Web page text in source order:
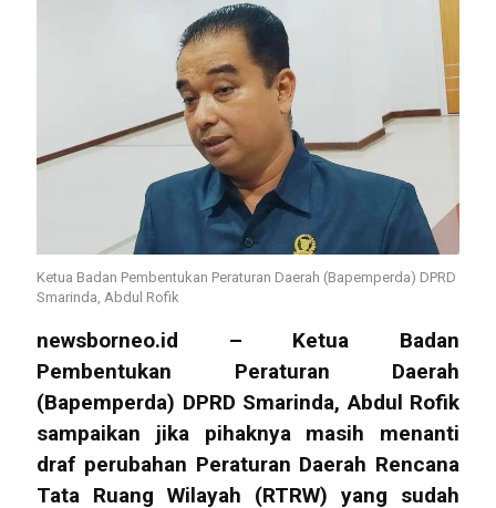
Ketua Badan Pembentukan Peraturan Daerah (Bapemperda) DPRD
Smarinda, Abdul Rofik
newsborneo.id – Ketua Badan
Pembentukan Peraturan Daerah
(Bapemperda) DPRD Smarinda, Abdul Rofik
sampaikan jika pihaknya masih menanti
draf perubahan Peraturan Daerah Rencana
Tata Ruang Wilayah (RTRW) yang sudah